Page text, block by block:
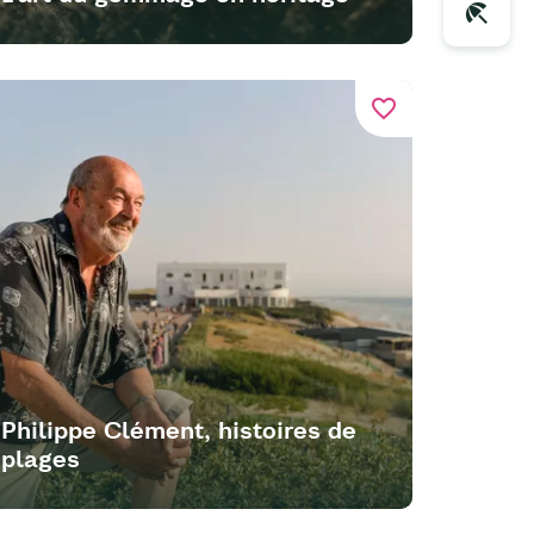
favorite_border
Philippe Clément, histoires de
plages